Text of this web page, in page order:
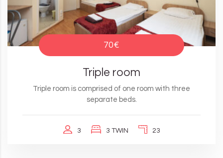
70€
Triple room
Triple room is comprised of one room with three
separate beds.
3 3 TWIN 23